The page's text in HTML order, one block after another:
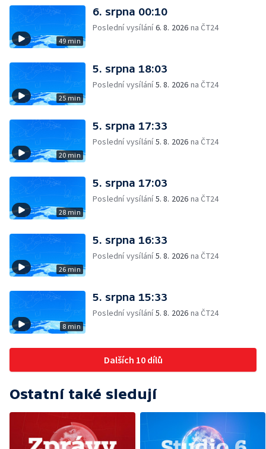
49 min
6. srpna 00:10
Poslední vysílání6. 8. 2026 na ČT24
25 min
5. srpna 18:03
Poslední vysílání5. 8. 2026 na ČT24
20 min
5. srpna 17:33
Poslední vysílání5. 8. 2026 na ČT24
28 min
5. srpna 17:03
Poslední vysílání5. 8. 2026 na ČT24
26 min
5. srpna 16:33
Poslední vysílání5. 8. 2026 na ČT24
8 min
5. srpna 15:33
Poslední vysílání5. 8. 2026 na ČT24
Dalších 10 dílů
Ostatní také sledují